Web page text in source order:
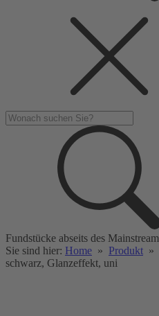
Fundstücke abseits des Mainstream
Sie sind hier: Home » Produkt »
schwarz, Glanzeffekt, uni